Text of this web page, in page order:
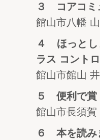
３ コアコミ
館山市八幡
４ ほっとし
ラス コント
館山市館山
５ 便利で賞
館山市長須
６ 本を読